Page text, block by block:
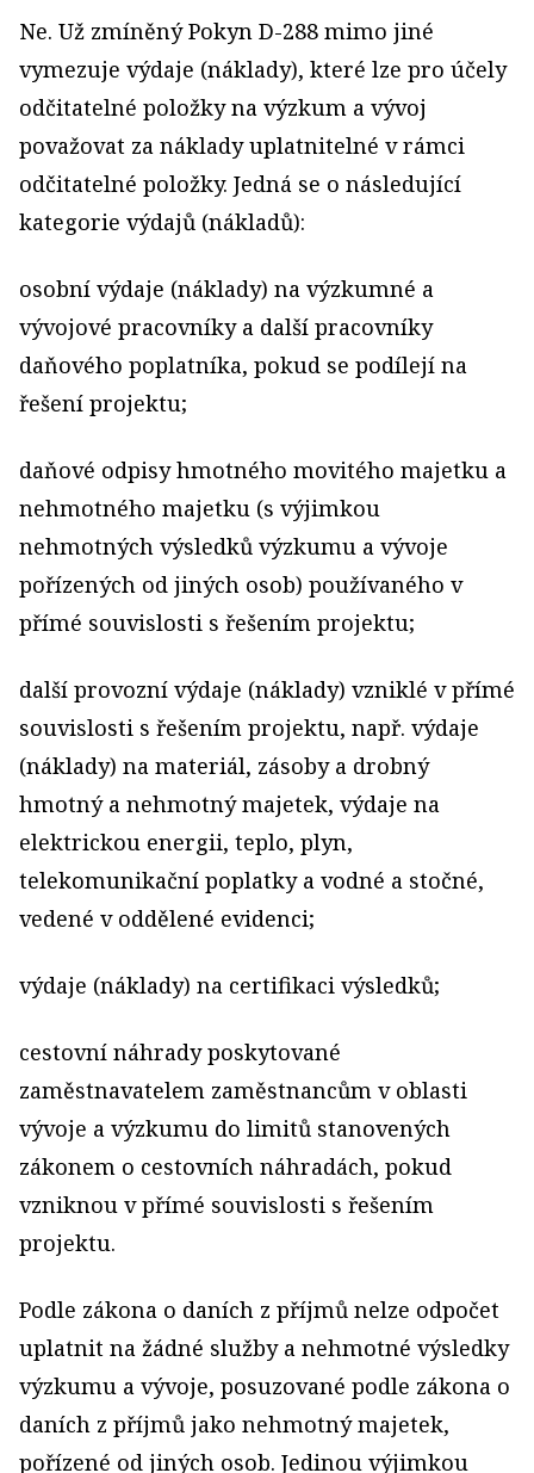
Ne. Už zmíněný Pokyn D-288 mimo jiné
vymezuje výdaje (náklady), které lze pro účely
odčitatelné položky na výzkum a vývoj
považovat za náklady uplatnitelné v rámci
odčitatelné položky. Jedná se o následující
kategorie výdajů (nákladů):
osobní výdaje (náklady) na výzkumné a
vývojové pracovníky a další pracovníky
daňového poplatníka, pokud se podílejí na
řešení projektu;
daňové odpisy hmotného movitého majetku a
nehmotného majetku (s výjimkou
nehmotných výsledků výzkumu a vývoje
pořízených od jiných osob) používaného v
přímé souvislosti s řešením projektu;
další provozní výdaje (náklady) vzniklé v přímé
souvislosti s řešením projektu, např. výdaje
(náklady) na materiál, zásoby a drobný
hmotný a nehmotný majetek, výdaje na
elektrickou energii, teplo, plyn,
telekomunikační poplatky a vodné a stočné,
vedené v oddělené evidenci;
výdaje (náklady) na certifikaci výsledků;
cestovní náhrady poskytované
zaměstnavatelem zaměstnancům v oblasti
vývoje a výzkumu do limitů stanovených
zákonem o cestovních náhradách, pokud
vzniknou v přímé souvislosti s řešením
projektu.
Podle zákona o daních z příjmů nelze odpočet
uplatnit na žádné služby a nehmotné výsledky
výzkumu a vývoje, posuzované podle zákona o
daních z příjmů jako nehmotný majetek,
pořízené od jiných osob. Jedinou výjimkou